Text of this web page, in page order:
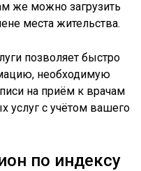
же можно загрузить
места жительства.
позволяет быстро
необходимую
на приём к врачам
услуг с учётом вашего
по индексу